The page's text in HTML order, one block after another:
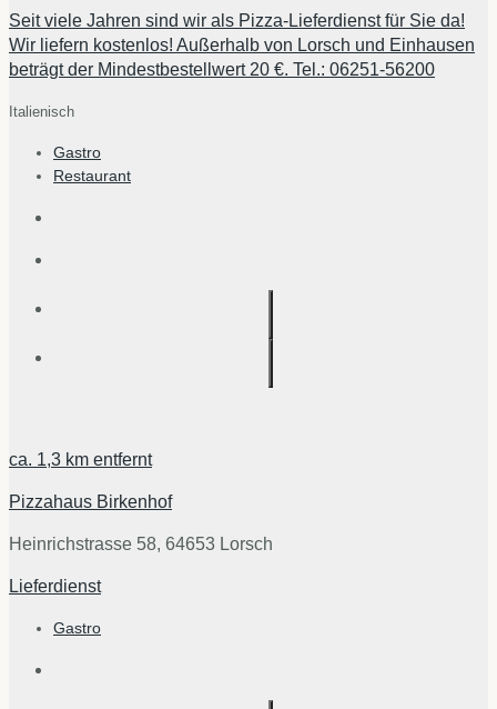
Seit viele Jahren sind wir als Pizza-Lieferdienst für Sie da!
Wir liefern kostenlos! Außerhalb von Lorsch und Einhausen
beträgt der Mindestbestellwert 20 €. Tel.: 06251-56200
Italienisch
Gastro
Restaurant
ca. 1,3 km entfernt
Pizzahaus Birkenhof
Heinrichstrasse 58, 64653 Lorsch
Lieferdienst
Gastro